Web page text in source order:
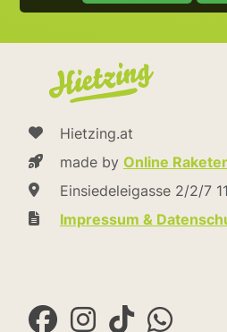
Hietzing.at
made by Online
Einsiedeleigasse 2/2/7
Impressum &